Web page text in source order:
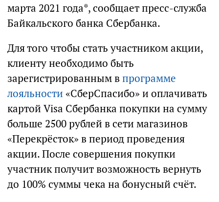
марта 2021 года*, сообщает пресс-служба
Байкальского банка Сбербанка.
Для того чтобы стать участником акции,
клиенту необходимо быть
зарегистрированным в программе
лояльности «СберСпасибо» и оплачивать
картой Visa Сбербанка покупки на сумму
больше 2500 рублей в сети магазинов
«Перекрёсток» в период проведения
акции. После совершения покупки
участник получит возможность вернуть
до 100% суммы чека на бонусный счёт.